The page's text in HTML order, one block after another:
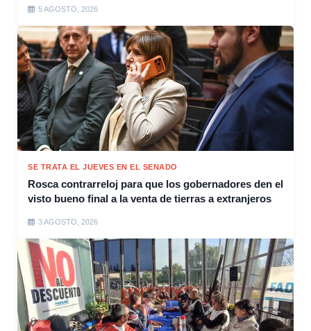
5 AGOSTO, 2026
SE TRATA EL JUEVES EN EL SENADO
Rosca contrarreloj para que los gobernadores den el
visto bueno final a la venta de tierras a extranjeros
3 AGOSTO, 2026